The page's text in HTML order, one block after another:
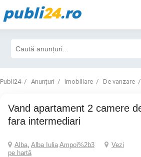
publi24.ro
Publi24 Anunțuri Imobiliare De vanzare
Vand apartament 2 camere decomandat
fara intermediari
Alba, Alba Iulia Ampoi%2b3
Vezi
pe hartă